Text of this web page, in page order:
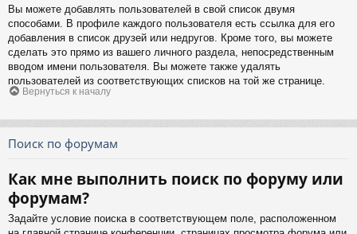
Вы можете добавлять пользователей в свой список двумя
способами. В профиле каждого пользователя есть ссылка для его
добавления в список друзей или недругов. Кроме того, вы можете
сделать это прямо из вашего личного раздела, непосредственным
вводом имени пользователя. Вы можете также удалять
пользователей из соответствующих списков на той же странице.
Вернуться к началу
Поиск по форумам
Как мне выполнить поиск по форуму или
форумам?
Задайте условие поиска в соответствующем поле, расположенном